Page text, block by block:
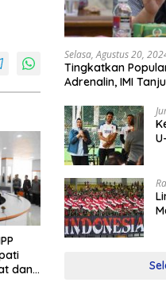
dan
Selasa, Agustus 20,
Tingkatkan
Adrenalin, IMI